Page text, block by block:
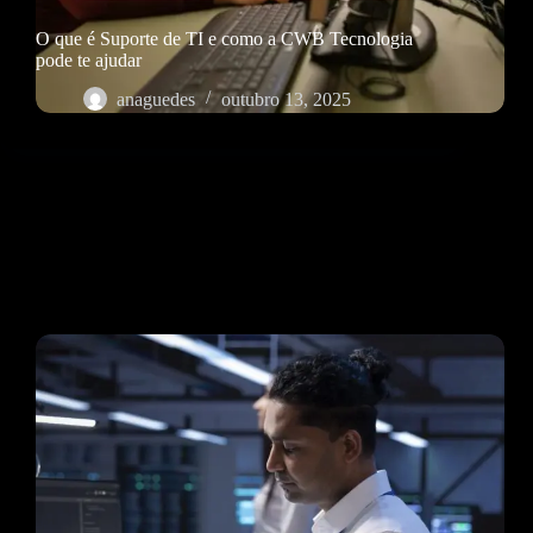
O que é Suporte de TI e como a CWB Tecnologia
pode te ajudar
anaguedes
outubro 13, 2025